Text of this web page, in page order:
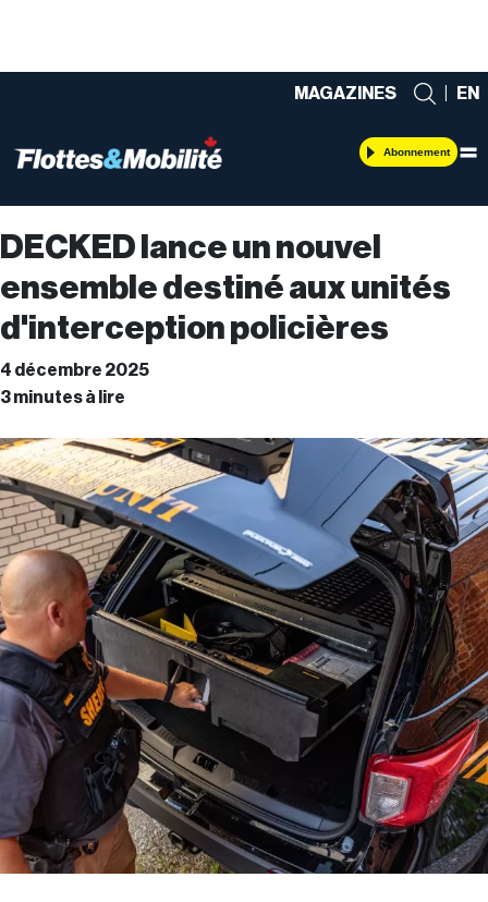
MAGAZINES EN
Abonnement
DECKED lance un nouvel
ensemble destiné aux unités
d'interception policières
4 décembre 2025
3 minutes à lire